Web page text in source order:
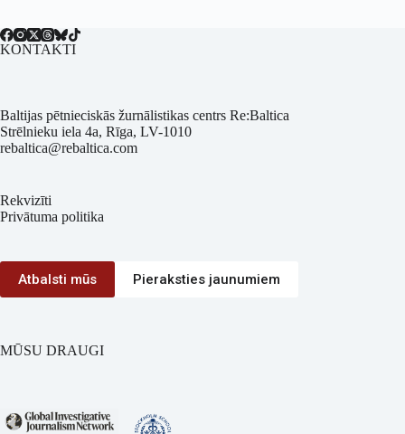
KONTAKTI
Baltijas pētnieciskās žurnālistikas centrs Re:Baltica
Strēlnieku iela 4a, Rīga, LV-1010
rebaltica@rebaltica.com
Rekvizīti
Privātuma politika
Atbalsti mūs Pieraksties jaunumiem
MŪSU DRAUGI